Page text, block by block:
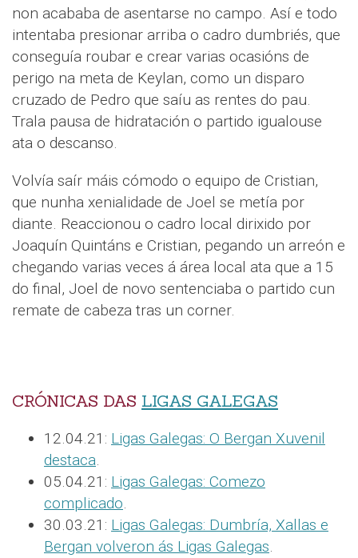
non acababa de asentarse no campo. Así e todo
intentaba presionar arriba o cadro dumbriés, que
conseguía roubar e crear varias ocasións de
perigo na meta de Keylan, como un disparo
cruzado de Pedro que saíu as rentes do pau.
Trala pausa de hidratación o partido igualouse
ata o descanso.
Volvía saír máis cómodo o equipo de Cristian,
que nunha xenialidade de Joel se metía por
diante. Reaccionou o cadro local dirixido por
Joaquín Quintáns e Cristian, pegando un arreón e
chegando varias veces á área local ata que a 15
do final, Joel de novo sentenciaba o partido cun
remate de cabeza tras un corner.
CRÓNICAS DAS LIGAS GALEGAS
12.04.21: Ligas Galegas: O Bergan Xuvenil
destaca.
05.04.21: Ligas Galegas: Comezo
complicado.
30.03.21: Ligas Galegas: Dumbría, Xallas e
Bergan volveron ás Ligas Galegas.